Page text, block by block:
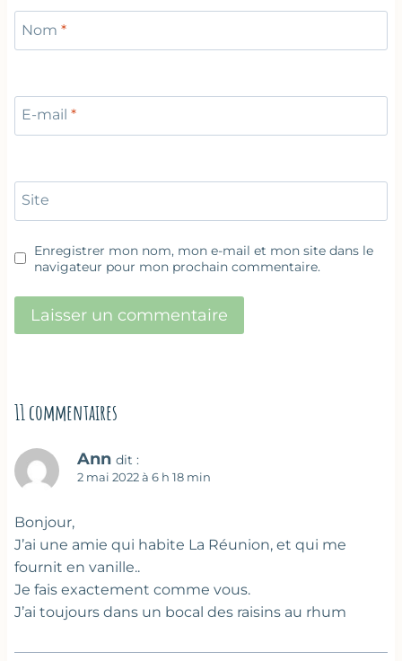
Nom *
E-mail *
Site
Enregistrer mon nom, mon e-mail et mon site dans le
navigateur pour mon prochain commentaire.
11 commentaires
Ann dit :
2 mai 2022 à 6 h 18 min
Bonjour,
J’ai une amie qui habite La Réunion, et qui me
fournit en vanille..
Je fais exactement comme vous.
J’ai toujours dans un bocal des raisins au rhum